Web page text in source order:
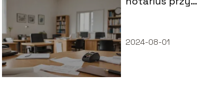
2024-08-01